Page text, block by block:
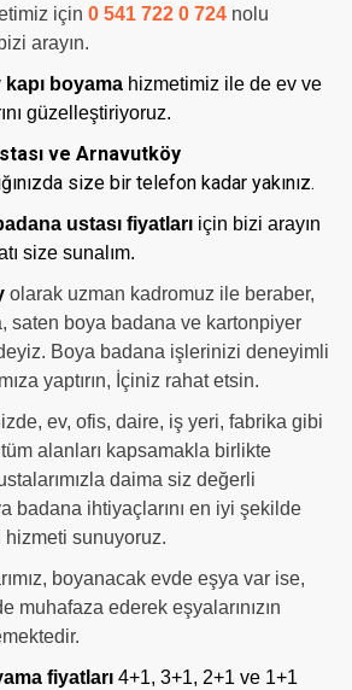
için 0 541 722 0 724 nolu
arayın.
boyama hizmetimiz ile de ev ve
güzelleştiriyoruz.
ve Arnavutköy
size bir telefon kadar yakınız.
ustası fiyatları için bizi arayın
size sunalım.
olarak uzman kadromuz ile beraber,
saten boya badana ve kartonpiyer
Boya badana işlerinizi deneyimli
yaptırın, İçiniz rahat etsin.
ev, ofis, daire, iş yeri, fabrika gibi
alanları kapsamakla birlikte
daima siz değerli
badana ihtiyaçlarını en iyi şekilde
sunuyoruz.
boyanacak evde eşya var ise,
muhafaza ederek eşyalarınızın
fiyatları 4+1, 3+1, 2+1 ve 1+1